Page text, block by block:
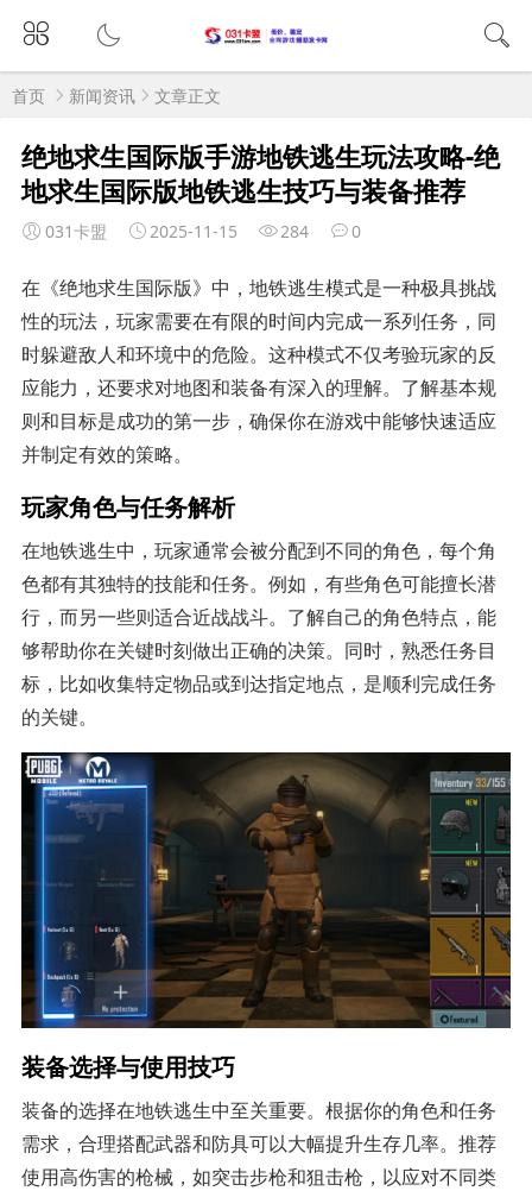
首页 新闻资讯 文章正文
绝地求生国际版手游地铁逃生玩法攻略-绝
地求生国际版地铁逃生技巧与装备推荐
031卡盟 2025-11-15 284 0
在《绝地求生国际版》中，地铁逃生模式是一种极具挑战
性的玩法，玩家需要在有限的时间内完成一系列任务，同
时躲避敌人和环境中的危险。这种模式不仅考验玩家的反
应能力，还要求对地图和装备有深入的理解。了解基本规
则和目标是成功的第一步，确保你在游戏中能够快速适应
并制定有效的策略。
玩家角色与任务解析
在地铁逃生中，玩家通常会被分配到不同的角色，每个角
色都有其独特的技能和任务。例如，有些角色可能擅长潜
行，而另一些则适合近战战斗。了解自己的角色特点，能
够帮助你在关键时刻做出正确的决策。同时，熟悉任务目
标，比如收集特定物品或到达指定地点，是顺利完成任务
的关键。
装备选择与使用技巧
装备的选择在地铁逃生中至关重要。根据你的角色和任务
需求，合理搭配武器和防具可以大幅提升生存几率。推荐
使用高伤害的枪械，如突击步枪和狙击枪，以应对不同类